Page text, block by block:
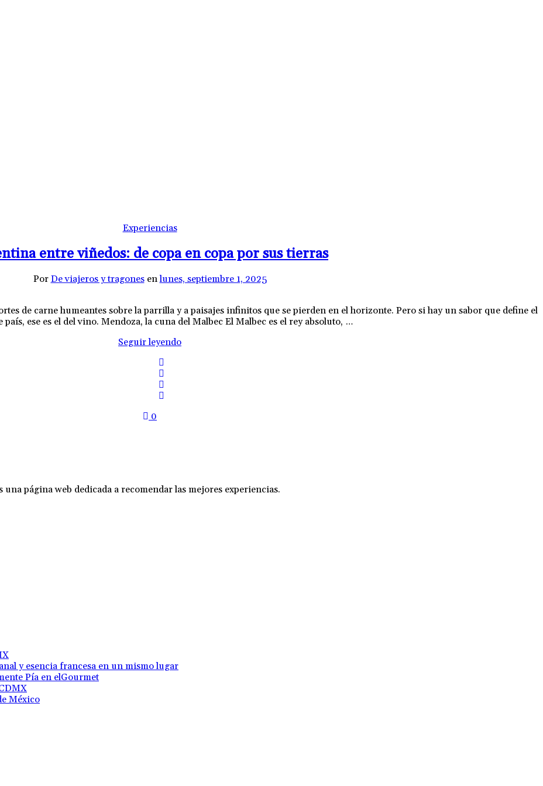
Experiencias
entre viñedos: de copa en copa por sus tierras
Por De viajeros y tragones enlunes, septiembre 1, 2025
de carne humeantes sobre la parrilla y a paisajes infinitos que se pierden en el horizonte. Pero si hay un sabor que define el
país, ese es el del vino. Mendoza, la cuna del Malbec El Malbec es el rey absoluto, …
Seguir leyendo
0
página web dedicada a recomendar las mejores experiencias.
y esencia francesa en un mismo lugar
Pía en elGourmet
México